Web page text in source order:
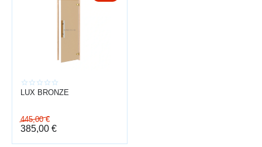
LUX BRONZE
445,00 €
385,00 €